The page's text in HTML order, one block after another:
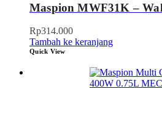
Maspion MWF31K –
Rp314.000
Tambah ke keranjang
Quick View